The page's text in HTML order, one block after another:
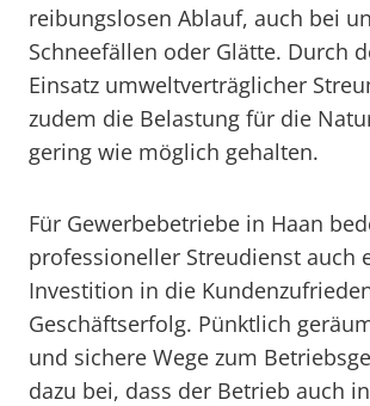
reibungslosen Ablauf, auch bei
Schneefällen oder Glätte. Durch
Einsatz umweltverträglicher
zudem die Belastung für die
gering wie möglich gehalten.
Für Gewerbebetriebe in Haan
professioneller Streudienst auch
Investition in die
Geschäftserfolg. Pünktlich
und sichere Wege zum
dazu bei, dass der Betrieb auch